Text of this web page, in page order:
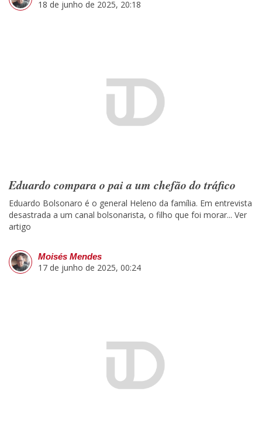
18 de junho de 2025, 20:18
Eduardo compara o pai a um chefão do tráfico
Eduardo Bolsonaro é o general Heleno da família. Em entrevista
desastrada a um canal bolsonarista, o filho que foi morar... Ver
artigo
Moisés Mendes
17 de junho de 2025, 00:24